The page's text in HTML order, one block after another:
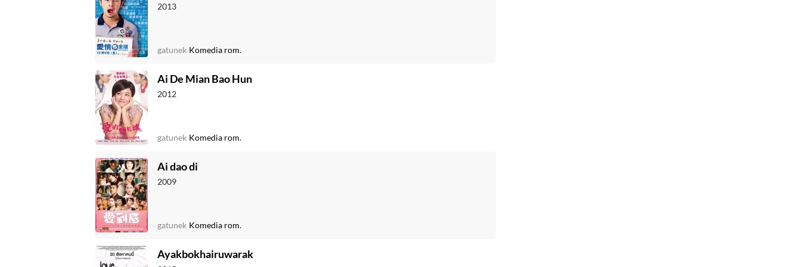
2013
gatunek Komedia rom.
Ai De Mian Bao Hun
2012
gatunek Komedia rom.
Ai dao di
2009
gatunek Komedia rom.
Ayakbokhairuwarak